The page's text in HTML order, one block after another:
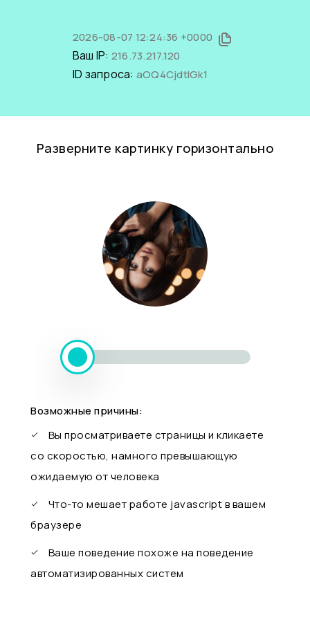
2026-08-07 12:24:36 +0000
Ваш IP: 216.73.217.120
ID запроса: aOQ4CjdtlGk1
Разверните картинку горизонтально
Возможные причины:
Вы просматриваете страницы и кликаете
со скоростью, намного превышающую
ожидаемую от человека
Что-то мешает работе javascript в вашем
браузере
Ваше поведение похоже на поведение
автоматизированных систем